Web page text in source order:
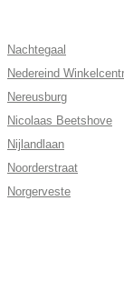
Nachtegaal
Nedereind
Nereusburg
Nicolaas Beetshove
Nijlandlaan
Noorderstraat
Norgerveste